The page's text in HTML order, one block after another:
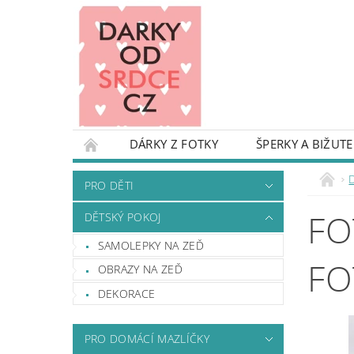
DÁRKY Z FOTKY
ŠPERKY A
PRO DĚTI
DĚTSKÝ POKOJ
TAŠKY A BATOHY
OBALY NA KUFRY
DEKORACE A REKVIZITY NA OSLAVU
DÁRKY S NÁPADEM - INSPIRUJ SE
PODMÍNKY OCHRANY OSOBNÍCH ÚDAJŮ
PRO DĚTI
DĚTSKÝ POKOJ
SAMOLEPKY NA ZEĎ
OBRAZY NA ZEĎ
DEKORACE
PRO DOMÁCÍ MAZLÍČKY